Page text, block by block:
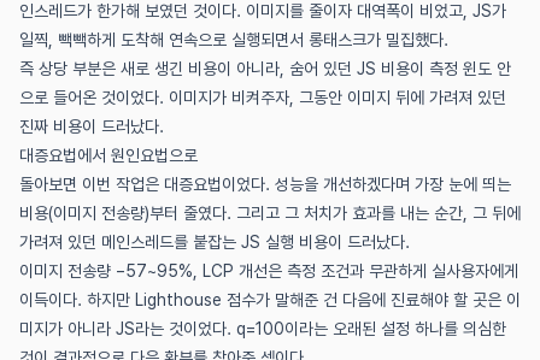
인스레드가 한가해 보였던 것이다. 이미지를 줄이자 대역폭이 비었고, JS가
일찍, 빽빽하게 도착해 연속으로 실행되면서 롱태스크가 밀집했다.
즉 상당 부분은 새로 생긴 비용이 아니라, 숨어 있던 JS 비용이 측정 윈도 안
으로 들어온 것이었다. 이미지가 비켜주자, 그동안 이미지 뒤에 가려져 있던
진짜 비용이 드러났다.
대증요법에서 원인요법으로
돌아보면 이번 작업은 대증요법이었다. 성능을 개선하겠다며 가장 눈에 띄는
비용(이미지 전송량)부터 줄였다. 그리고 그 처치가 효과를 내는 순간, 그 뒤에
가려져 있던 메인스레드를 붙잡는 JS 실행 비용이 드러났다.
이미지 전송량 −57~95%, LCP 개선은 측정 조건과 무관하게 실사용자에게
이득이다. 하지만 Lighthouse 점수가 말해준 건 다음에 진료해야 할 곳은 이
미지가 아니라 JS라는 것이었다. q=100이라는 오래된 설정 하나를 의심한